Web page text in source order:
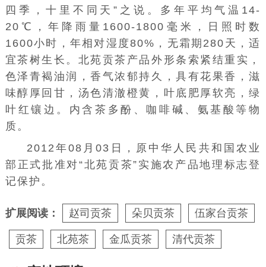
四季，十里不同天”之说。多年平均气温14-
20℃，年降雨量1600-1800毫米，日照时数
1600小时，年相对湿度80%，无霜期280天，适
宜茶树生长。北苑贡茶产品外形条索紧结重实，
色泽青褐油润，香气浓郁持久，具有花果香，滋
味醇厚回甘，汤色清澈橙黄，叶底肥厚软亮，绿
叶红镶边。内含茶多酚、咖啡碱、氨基酸等物
质。
2012年08月03日，原中华人民共和国农业
部正式批准对“北苑贡茶”实施农产品地理标志登
记保护。
扩展阅读： 赵司贡茶 朵贝贡茶 伍家台贡茶
贡茶 北苑茶 金瓜贡茶 清代贡茶